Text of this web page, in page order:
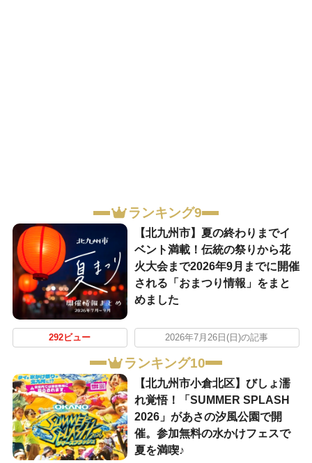
ランキング9
【北九州市】夏の終わりまでイ
ベント満載！伝統の祭りから花
火大会まで2026年9月までに開催
される「おまつり情報」をまと
めました
292ビュー 2026年7月26日(日)の記事
ランキング10
【北九州市小倉北区】びしょ濡
れ覚悟！「SUMMER SPLASH
2026」があさの汐風公園で開
催。参加無料の水かけフェスで
夏を満喫♪